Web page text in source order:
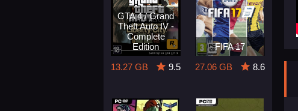
GTA 4 / Grand
Theft Auto IV -
Complete
Edition
13.27 GB
9.5
FIFA 17
27.06 GB
8.6